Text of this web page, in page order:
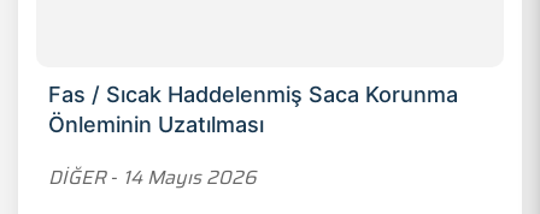
Fas / Sıcak Haddelenmiş Saca Korunma
Önleminin Uzatılması
DİĞER- 14 Mayıs 2026